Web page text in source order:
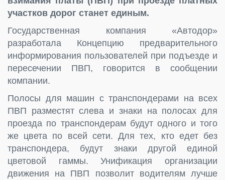
участков дорог станет единым.
Государственная компания «Автодор»
разработала Концепцию предварительного
информирования пользователей при подъезде и
пересечении ПВП, говорится в сообщении
компании.
Полосы для машин с транспондерами на всех
ПВП разместят слева и знаки на полосах для
проезда по транспондерам будут одного и того
же цвета по всей сети. Для тех, кто едет без
транспондера, будут знаки другой единой
цветовой гаммы. Унификация организации
движения на ПВП позволит водителям лучше